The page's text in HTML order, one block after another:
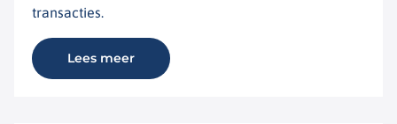
transacties.
Lees meer